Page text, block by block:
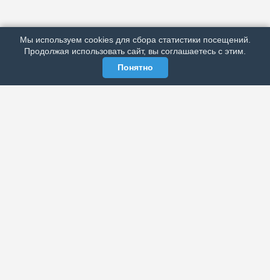
РЕКЛАМА У НАС
МЫ В СОЦСЕТЯХ
Мы используем cookies для сбора статистики посещений.
Продолжая использовать сайт, вы соглашаетесь с этим.
Понятно